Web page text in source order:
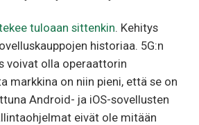
tuloaan sittenkin. Kehitys
historiaa. 5G:n
voivat olla operaattorin
markkina on niin pieni, että se on
Android- ja iOS-sovellusten
eivät ole mitään